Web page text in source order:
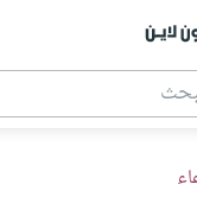
لاين